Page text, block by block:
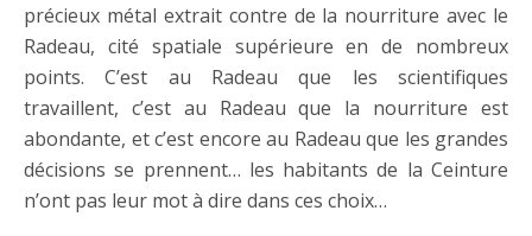
précieux métal extrait contre de la nourriture avec le
Radeau, cité spatiale supérieure en de nombreux
points. C’est au Radeau que les scientifiques
travaillent, c’est au Radeau que la nourriture est
abondante, et c’est encore au Radeau que les grandes
décisions se prennent… les habitants de la Ceinture
n’ont pas leur mot à dire dans ces choix…